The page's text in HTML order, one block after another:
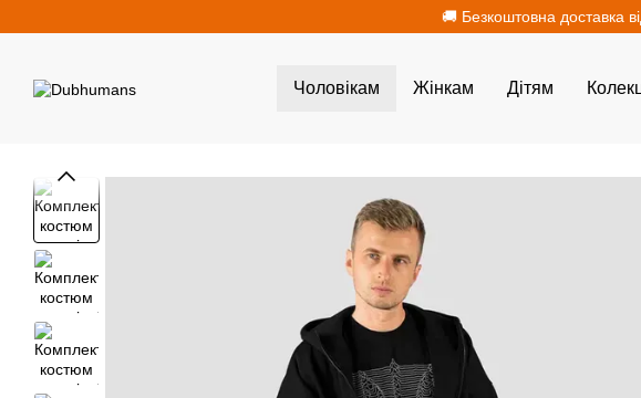
🚚 Безкоштовна доставка
Чоловікам Жінкам Дітям